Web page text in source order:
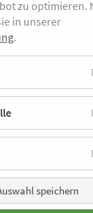
Bildergalerie.
Laufschuhfinder
Sonderangebote
zu optimieren.
in unserer
.
speichern